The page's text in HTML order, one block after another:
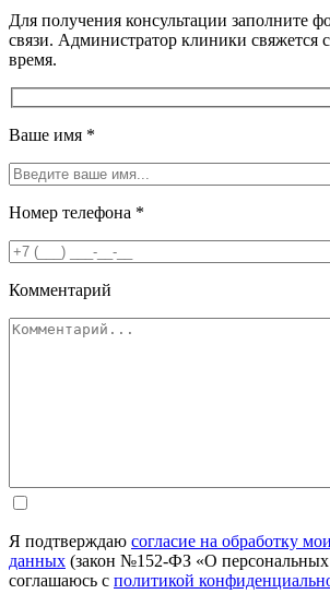
Для получения консультации заполните
связи. Администратор клиники свяжется
время.
Ваше имя *
Номер телефона *
Комментарий
Я подтверждаю согласие на обработку
данных (закон №152-ФЗ «О
соглашаюсь с политикой